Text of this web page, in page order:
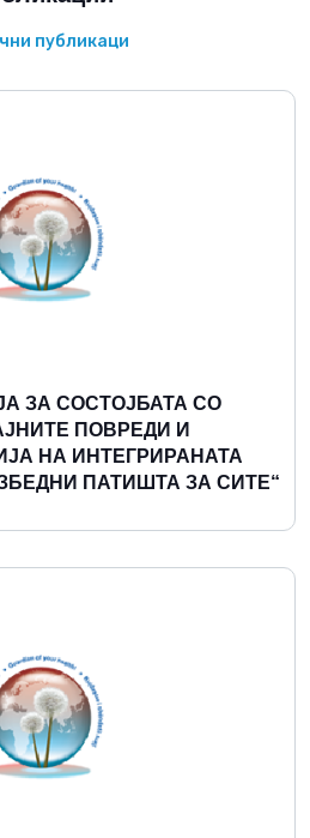
публикаци
ЗА СОСТОЈБАТА СО
ПОВРЕДИ И
НА ИНТЕГРИРАНАТА
ПАТИШТА ЗА СИТЕ“
Повеќе